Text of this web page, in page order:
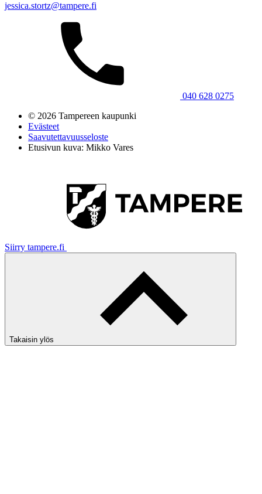
jessica.stortz@tampere.fi
040 628 0275
© 2026 Tampereen kaupunki
Evästeet
Saavutettavuusseloste
Etusivun kuva: Mikko Vares
Siirry tampere.fi
Takaisin ylös